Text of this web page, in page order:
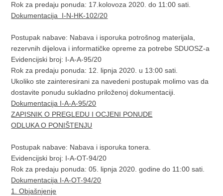
Rok za predaju ponuda: 17.kolovoza 2020. do 11:00 sati.
Dokumentacija I-N-HK-102/20
Postupak nabave: Nabava i isporuka potrošnog materijala,
rezervnih dijelova i informatičke opreme za potrebe SDUOSZ-a
Evidencijski broj: I-A-A-95/20
Rok za predaju ponuda: 12. lipnja 2020. u 13:00 sati.
Ukoliko ste zainteresirani za navedeni postupak molimo vas da
dostavite ponudu sukladno priloženoj dokumentaciji.
Dokumentacija I-A-A-95/20​
ZAPISNIK O PREGLEDU I OCJENI PONUDE
ODLUKA O PONIŠTENJU
Postupak nabave: Nabava i isporuka tonera.
Evidencijski broj: I-A-OT-94/20
Rok za predaju ponuda: 05. lipnja 2020. godine do 11:00 sati.
Dokumentacija I-A-OT-94/20
1. Objašnjenje